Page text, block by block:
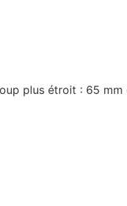
plus étroit : 65